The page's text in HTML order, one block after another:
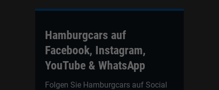
Hamburgcars auf
Facebook, Instagram,
YouTube & WhatsApp
Folgen Sie Hamburgcars auf Social